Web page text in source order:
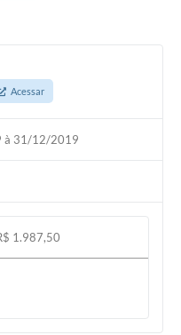
Acessar
à 31/12/2019
1.987,50